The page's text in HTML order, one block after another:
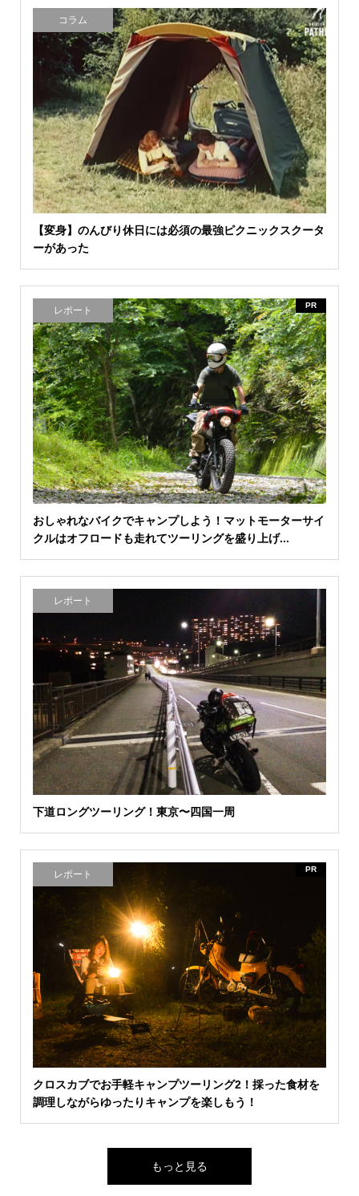
コラム
【変身】のんびり休日には必須の最強ピクニックスクータ
ーがあった
レポート PR
おしゃれなバイクでキャンプしよう！マットモーターサイ
クルはオフロードも走れてツーリングを盛り上げ...
レポート
下道ロングツーリング！東京〜四国一周
レポート PR
クロスカブでお手軽キャンプツーリング2！採った食材を
調理しながらゆったりキャンプを楽しもう！
もっと見る